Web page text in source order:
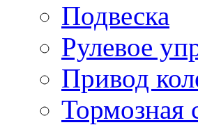
Подвеска
Рулевое
Привод
Тормозная